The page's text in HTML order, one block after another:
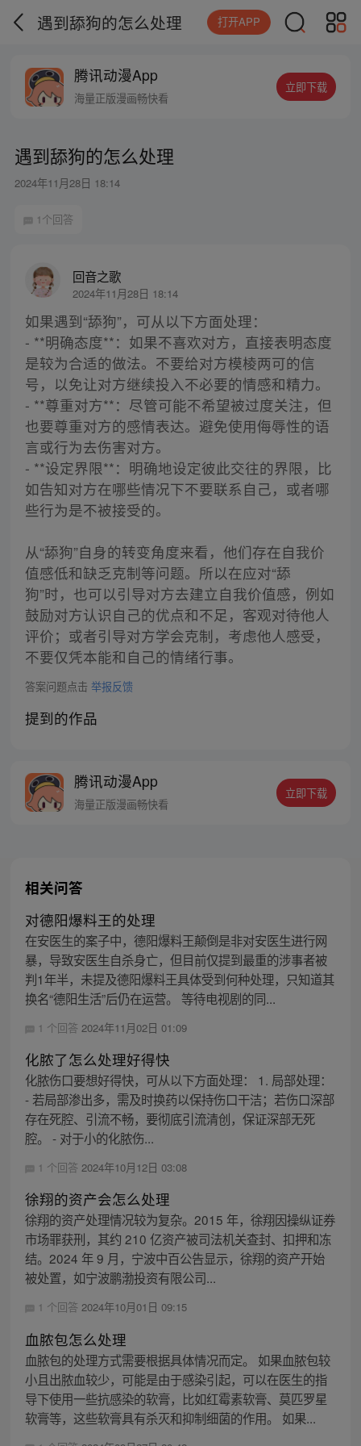
遇到舔狗的怎么处理 打开APP
腾讯动漫App
海量正版漫画畅快看
立即下载
遇到舔狗的怎么处理
2024年11月28日 18:14
1个回答
回音之歌
2024年11月28日 18:14
如果遇到“舔狗”，可从以下方面处理：
- **明确态度**：如果不喜欢对方，直接表明态度
是较为合适的做法。不要给对方模棱两可的信
号，以免让对方继续投入不必要的情感和精力。
- **尊重对方**：尽管可能不希望被过度关注，但
也要尊重对方的感情表达。避免使用侮辱性的语
言或行为去伤害对方。
- **设定界限**：明确地设定彼此交往的界限，比
如告知对方在哪些情况下不要联系自己，或者哪
些行为是不被接受的。
从“舔狗”自身的转变角度来看，他们存在自我价
值感低和缺乏克制等问题。所以在应对“舔
狗”时，也可以引导对方去建立自我价值感，例如
鼓励对方认识自己的优点和不足，客观对待他人
评价；或者引导对方学会克制，考虑他人感受，
不要仅凭本能和自己的情绪行事。
答案问题点击 举报反馈
提到的作品
腾讯动漫App
海量正版漫画畅快看
立即下载
相关问答
对德阳爆料王的处理
在安医生的案子中，德阳爆料王颠倒是非对安医生进行网
暴，导致安医生自杀身亡，但目前仅提到最重的涉事者被
判1年半，未提及德阳爆料王具体受到何种处理，只知道其
换名“德阳生活”后仍在运营。 等待电视剧的同...
1 个回答 2024年11月02日 01:09
化脓了怎么处理好得快
化脓伤口要想好得快，可从以下方面处理： 1. 局部处理：
- 若局部渗出多，需及时换药以保持伤口干洁；若伤口深部
存在死腔、引流不畅，要彻底引流清创，保证深部无死
腔。 - 对于小的化脓伤...
1 个回答 2024年10月12日 03:08
徐翔的资产会怎么处理
徐翔的资产处理情况较为复杂。2015 年，徐翔因操纵证券
市场罪获刑，其约 210 亿资产被司法机关查封、扣押和冻
结。2024 年 9 月，宁波中百公告显示，徐翔的资产开始
被处置，如宁波鹏渤投资有限公司...
1 个回答 2024年10月01日 09:15
血脓包怎么处理
血脓包的处理方式需要根据具体情况而定。 如果血脓包较
小且出脓血较少，可能是由于感染引起，可以在医生的指
导下使用一些抗感染的软膏，比如红霉素软膏、莫匹罗星
软膏等，这些软膏具有杀灭和抑制细菌的作用。 如果...